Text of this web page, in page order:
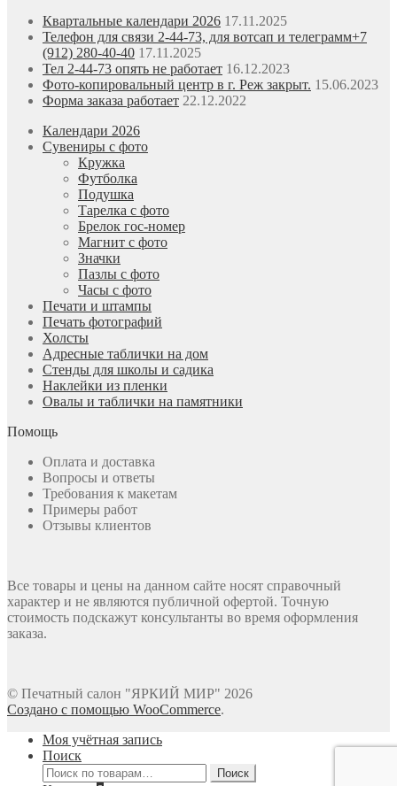
Квартальные календари 2026 17.11.2025
Телефон для связи 2-44-73, для вотсап и телеграмм+7
(912) 280-40-40 17.11.2025
Тел 2-44-73 опять не работает 16.12.2023
Фото-копировальный центр в г. Реж закрыт. 15.06.2023
Форма заказа работает 22.12.2022
Календари 2026
Сувениры с фото
Кружка
Футболка
Подушка
Тарелка с фото
Брелок гос-номер
Магнит с фото
Значки
Пазлы с фото
Часы с фото
Печати и штампы
Печать фотографий
Холсты
Адресные таблички на дом
Стенды для школы и садика
Наклейки из пленки
Овалы и таблички на памятники
Помощь
Оплата и доставка
Вопросы и ответы
Требования к макетам
Примеры работ
Отзывы клиентов
Все товары и цены на данном сайте носят справочный
характер и не являются публичной офертой. Точную
стоимость подскажут консультанты во время оформления
заказа.
© Печатный салон "ЯРКИЙ МИР" 2026
Создано с помощью WooCommerce.
Моя учётная запись
Поиск
Искать:
Поиск